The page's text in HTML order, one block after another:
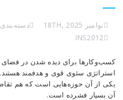
نوامبر 18TH, 2025
INS2012
⚙️
مهم‌ترین
معیارهای
سنجش
کسب‌وکارها برای دیده شدن در فضای
استراتژی سئوی قوی و هدفمند
یکی از آن حوزه‌هایی است که هم
آن بسیار فشرده است.